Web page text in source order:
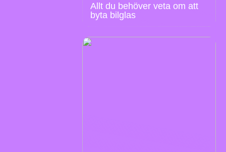
Allt du behöver veta om att
byta bilglas